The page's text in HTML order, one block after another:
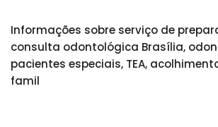
Informações sobre serviço de
consulta odontológica Brasília,
pacientes especiais, TEA,
famil